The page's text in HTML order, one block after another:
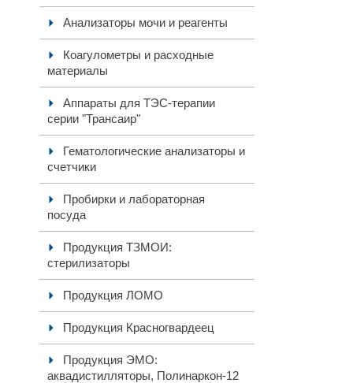
Анализаторы мочи и реагенты
Коагулометры и расходные
материалы
Аппараты для ТЭС-терапии
серии "Трансаир"
Гематологические анализаторы и
счетчики
Пробирки и лабораторная
посуда
Продукция ТЗМОИ:
стерилизаторы
Продукция ЛОМО
Продукция Красногвардеец
Продукция ЭМО:
аквадистилляторы, Полинаркон-12